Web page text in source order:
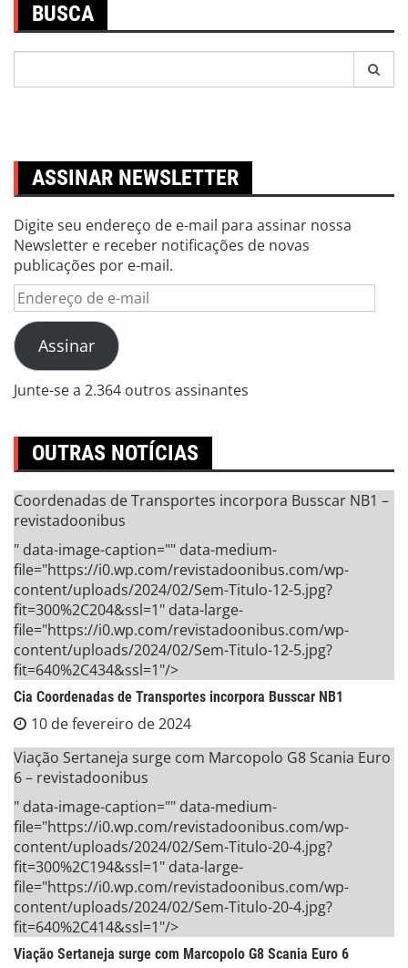
BUSCA
ASSINAR NEWSLETTER
Digite seu endereço de e-mail para assinar nossa
Newsletter e receber notificações de novas
publicações por e-mail.
Endereço
de
e-
mailAssinar
Junte-se a 2.364 outros assinantes
OUTRAS NOTÍCIAS
Coordenadas de Transportes incorpora Busscar NB1 –
revistadoonibus
" data-image-caption="" data-medium-
file="https://i0.wp.com/revistadoonibus.com/wp-
content/uploads/2024/02/Sem-Titulo-12-5.jpg?
fit=300%2C204&ssl=1" data-large-
file="https://i0.wp.com/revistadoonibus.com/wp-
content/uploads/2024/02/Sem-Titulo-12-5.jpg?
fit=640%2C434&ssl=1"/>
Cia Coordenadas de Transportes incorpora Busscar NB1
10 de fevereiro de 2024
Viação Sertaneja surge com Marcopolo G8 Scania Euro
6 – revistadoonibus
" data-image-caption="" data-medium-
file="https://i0.wp.com/revistadoonibus.com/wp-
content/uploads/2024/02/Sem-Titulo-20-4.jpg?
fit=300%2C194&ssl=1" data-large-
file="https://i0.wp.com/revistadoonibus.com/wp-
content/uploads/2024/02/Sem-Titulo-20-4.jpg?
fit=640%2C414&ssl=1"/>
Viação Sertaneja surge com Marcopolo G8 Scania Euro 6